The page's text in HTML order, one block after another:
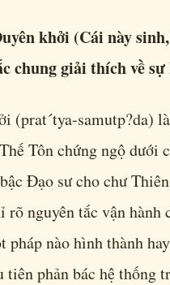
khởi (Cái này
chung giải thích về
(prat´tya-samutp?da)
Tôn chứng ngộ
Đạo sư cho chư
rõ nguyên tắc vận
pháp nào hình thành
tiên phản bác hệ thống